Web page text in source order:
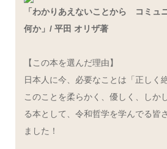
「わかりあえないことから コミュ
何か」/ 平田 オリザ著
【この本を選んだ理由】
日本人に今、必要なことは「正しく
このことを柔らかく、優しく、しか
る本として、令和哲学を学んでる皆
ました！